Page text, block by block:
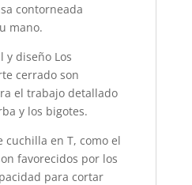
contorneada
mano.
y diseño Los
cerrado son
el trabajo detallado
y los bigotes.
cuchilla en T, como el
favorecidos por los
para cortar